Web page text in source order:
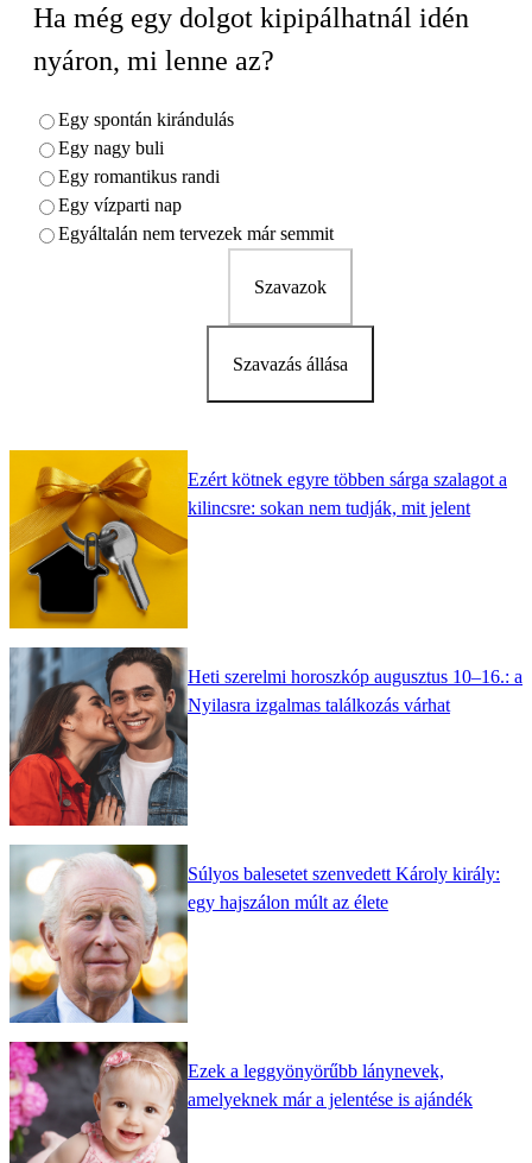
Ha még egy dolgot kipipálhatnál idén
nyáron, mi lenne az?
Egy spontán kirándulás
Egy nagy buli
Egy romantikus randi
Egy vízparti nap
Egyáltalán nem tervezek már semmit
Szavazok
Szavazás állása
Ezért kötnek egyre többen sárga szalagot a
kilincsre: sokan nem tudják, mit jelent
Heti szerelmi horoszkóp augusztus 10–16.: a
Nyilasra izgalmas találkozás várhat
Súlyos balesetet szenvedett Károly király:
egy hajszálon múlt az élete
Ezek a leggyönyörűbb lánynevek,
amelyeknek már a jelentése is ajándék